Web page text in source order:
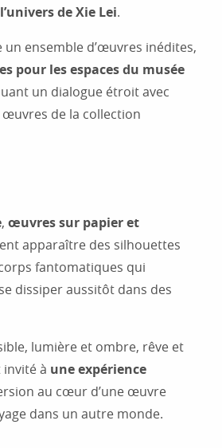
de Xie Lei.
un ensemble d’œuvres inédites,
pour les espaces du musée
un dialogue étroit avec
œuvres de la collection
, œuvres sur papier et
apparaître des silhouettes
fantomatiques qui
dissiper aussitôt dans des
lumière et ombre, rêve et
à une expérience
au cœur d’une œuvre
dans un autre monde.